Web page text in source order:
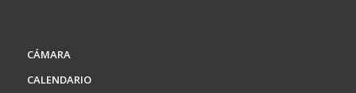
CÁMARA
CALENDARIO